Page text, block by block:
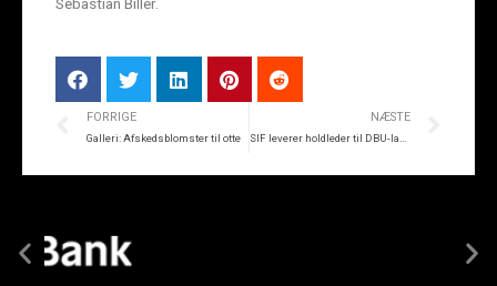
Sebastian Biller.
FORRIGE
Galleri: Afskedsblomster til otte
NÆSTE
SIF leverer holdleder til DBU-landshold